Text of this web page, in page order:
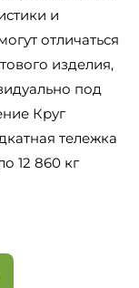
и
отличаться
изделия,
под
Круг
тележка
12 860 кг